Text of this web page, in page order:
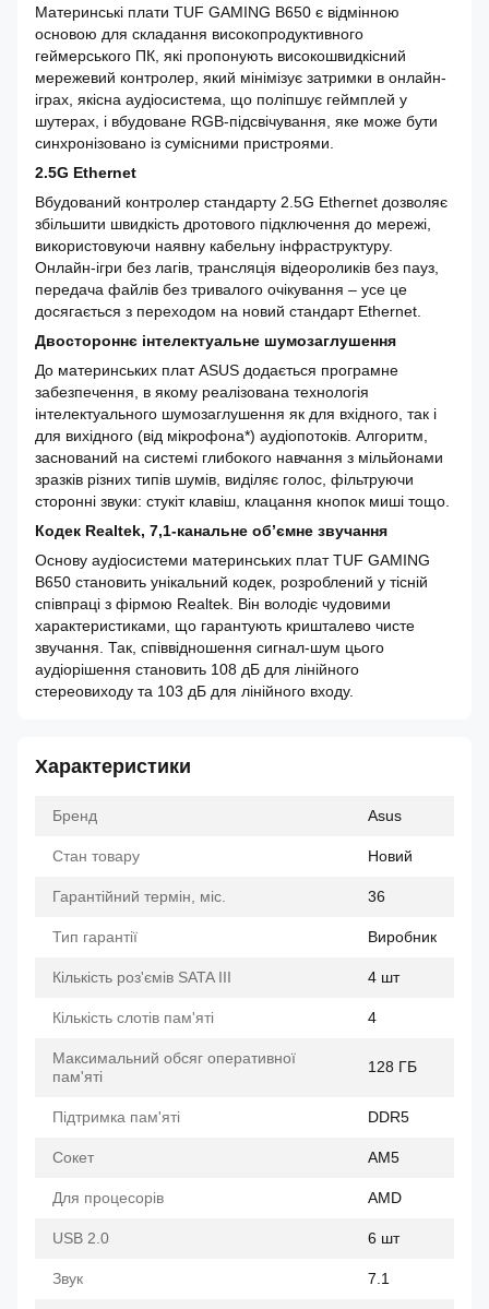
Материнські плати TUF GAMING B650 є відмінною
основою для складання високопродуктивного
геймерського ПК, які пропонують високошвидкісний
мережевий контролер, який мінімізує затримки в онлайн-
іграх, якісна аудіосистема, що поліпшує геймплей у
шутерах, і вбудоване RGB-підсвічування, яке може бути
синхронізовано із сумісними пристроями.
2.5G Ethernet
Вбудований контролер стандарту 2.5G Ethernet дозволяє
збільшити швидкість дротового підключення до мережі,
використовуючи наявну кабельну інфраструктуру.
Онлайн-ігри без лагів, трансляція відеороликів без пауз,
передача файлів без тривалого очікування – усе це
досягається з переходом на новий стандарт Ethernet.
Двостороннє інтелектуальне шумозаглушення
До материнських плат ASUS додається програмне
забезпечення, в якому реалізована технологія
інтелектуального шумозаглушення як для вхідного, так і
для вихідного (від мікрофона*) аудіопотоків. Алгоритм,
заснований на системі глибокого навчання з мільйонами
зразків різних типів шумів, виділяє голос, фільтруючи
сторонні звуки: стукіт клавіш, клацання кнопок миші тощо.
Кодек Realtek, 7,1-канальне об’ємне звучання
Основу аудіосистеми материнських плат TUF GAMING
B650 становить унікальний кодек, розроблений у тісній
співпраці з фірмою Realtek. Він володіє чудовими
характеристиками, що гарантують кришталево чисте
звучання. Так, співвідношення сигнал-шум цього
аудіорішення становить 108 дБ для лінійного
стереовиходу та 103 дБ для лінійного входу.
Характеристики
Бренд Asus
Стан товару Новий
Гарантійний термін, міс. 36
Тип гарантії Виробник
Кількість роз'ємів SATA III 4 шт
Кількість слотів пам'яті 4
Максимальний обсяг оперативної
пам'яті
128 ГБ
Підтримка пам'яті DDR5
Сокет AM5
Для процесорів AMD
USB 2.0 6 шт
Звук 7.1